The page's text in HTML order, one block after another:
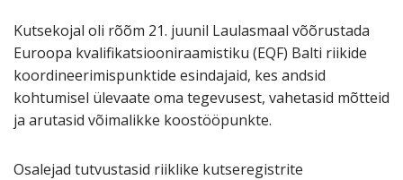
Kutsekojal oli rõõm 21. juunil Laulasmaal võõrustada
Euroopa kvalifikatsiooniraamistiku (EQF) Balti riikide
koordineerimispunktide esindajaid, kes andsid
kohtumisel ülevaate oma tegevusest, vahetasid mõtteid
ja arutasid võimalikke koostööpunkte.
Osalejad tutvustasid riiklike kutseregistrite